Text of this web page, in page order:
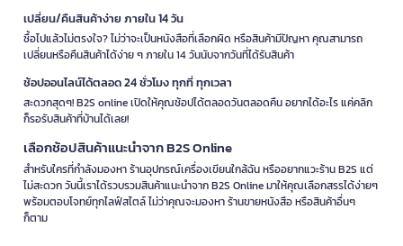
เปลี่ยน/คืนสินค้าง่าย ภายใน 14 วัน
ซื้อไปแล้วไม่ตรงใจ? ไม่ว่าจะเป็นหนังสือที่เลือกผิด หรือสินค้ามีปัญหา คุณสามารถ
เปลี่ยนหรือคืนสินค้าได้ง่าย ๆ ภายใน 14 วันนับจากวันที่ได้รับสินค้า
ช้อปออนไลน์ได้ตลอด 24 ชั่วโมง ทุกที่ ทุกเวลา
สะดวกสุดๆ! B2S online เปิดให้คุณช้อปได้ตลอดวันตลอดคืน อยากได้อะไร แค่คลิก
ก็รอรับสินค้าที่บ้านได้เลย!
เลือกช้อปสินค้าแนะนำจาก B2S Online
สำหรับใครที่กำลังมองหา ร้านอุปกรณ์เครื่องเขียนใกล้ฉัน หรืออยากแวะร้าน B2S แต่
ไม่สะดวก วันนี้เราได้รวบรวมสินค้าแนะนำจาก B2S Online มาให้คุณเลือกสรรได้ง่ายๆ
พร้อมตอบโจทย์ทุกไลฟ์สไตล์ ไม่ว่าคุณจะมองหา ร้านขายหนังสือ หรือสินค้าอื่นๆ
ก็ตาม